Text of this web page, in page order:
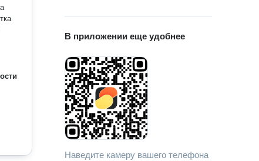
В приложении еще удобнее
Наведите камеру вашего телефона